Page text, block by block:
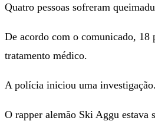
Quatro pessoas sofreram
De acordo com o comunicado, 18
tratamento médico.
A polícia iniciou uma
O rapper alemão Ski Aggu estava